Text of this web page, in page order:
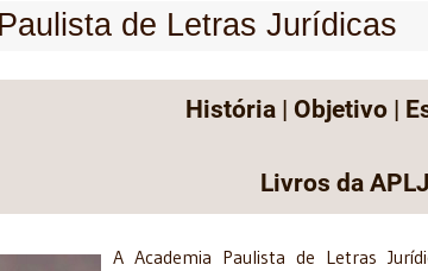
de Letras Jurídicas
História | Objetivo |
Livros da APLJ
A Academia Paulista de Letras